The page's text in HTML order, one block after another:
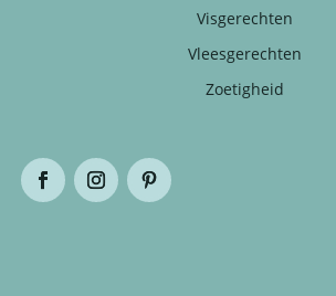
Visgerechten
Vleesgerechten
Zoetigheid